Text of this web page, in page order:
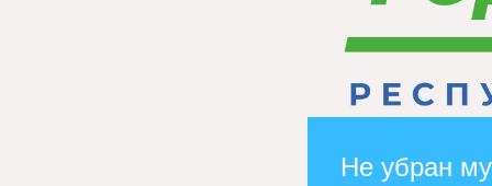
Не убран